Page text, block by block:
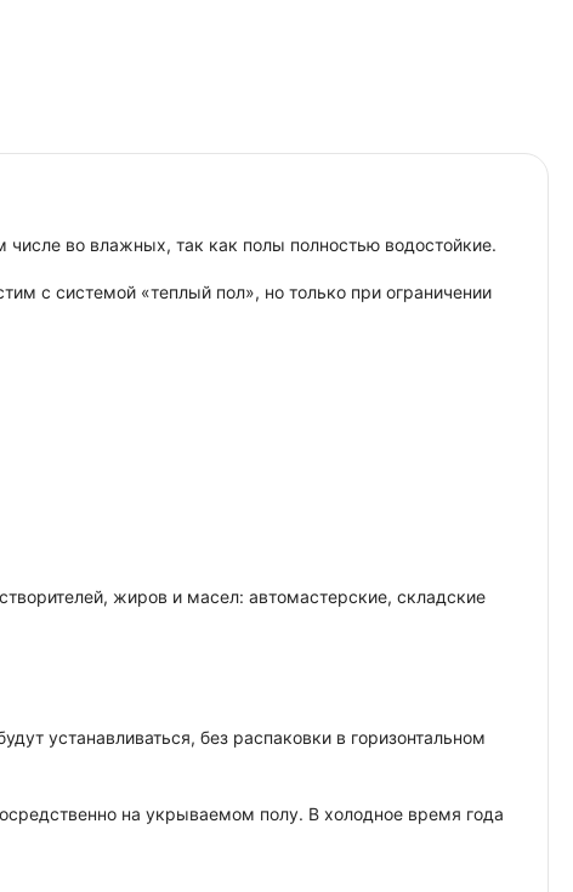
во влажных, так как полы полностью водостойкие.
с системой «теплый пол», но только при ограничении
жиров и масел: автомастерские, складские
устанавливаться, без распаковки в горизонтальном
на укрываемом полу. В холодное время года